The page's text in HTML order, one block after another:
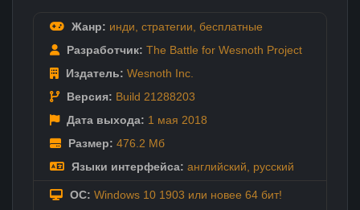
Жанр: инди стратегии бесплатные
Разработчик: The Battle for Wesnoth Project
Издатель: Wesnoth Inc.
Версия: Build 21288203
Дата выхода: 1 мая 2018
Размер: 476.2 Мб
Языки интерфейса: английский русский
ОС: Windows 10 1903 или новее 64 бит!